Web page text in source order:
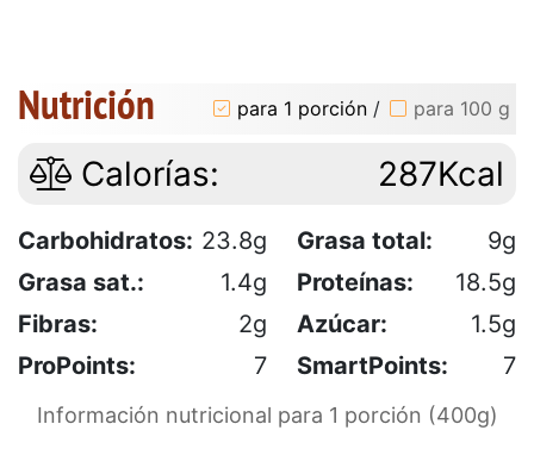
Nutrición para 1 porción / para 100 g
Calorías: 287Kcal
Carbohidratos: 23.8g Grasa total:
9g
Grasa sat.:
1.4g Proteínas:
18.5g
Fibras:
2g Azúcar:
1.5g
ProPoints:
7 SmartPoints: 7
Información nutricional para 1 porción (400g)